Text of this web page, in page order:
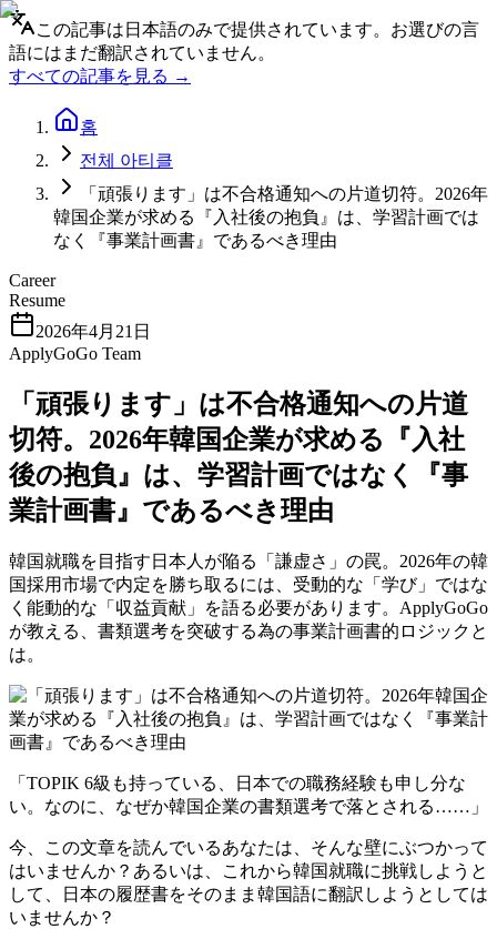
この記事は日本語のみで提供されています。お選びの言
語にはまだ翻訳されていません。
すべての記事を見る →
홈
전체 아티클
「頑張ります」は不合格通知への片道切符。2026年
韓国企業が求める『入社後の抱負』は、学習計画では
なく『事業計画書』であるべき理由
Career
Resume
2026年4月21日
ApplyGoGo Team
「頑張ります」は不合格通知への片道
切符。2026年韓国企業が求める『入社
後の抱負』は、学習計画ではなく『事
業計画書』であるべき理由
韓国就職を目指す日本人が陥る「謙虚さ」の罠。2026年の韓
国採用市場で内定を勝ち取るには、受動的な「学び」ではな
く能動的な「収益貢献」を語る必要があります。ApplyGoGo
が教える、書類選考を突破する為の事業計画書的ロジックと
は。
「TOPIK 6級も持っている、日本での職務経験も申し分な
い。なのに、なぜか韓国企業の書類選考で落とされる……」
今、この文章を読んでいるあなたは、そんな壁にぶつかって
はいませんか？あるいは、これから韓国就職に挑戦しようと
して、日本の履歴書をそのまま韓国語に翻訳しようとしては
いませんか？